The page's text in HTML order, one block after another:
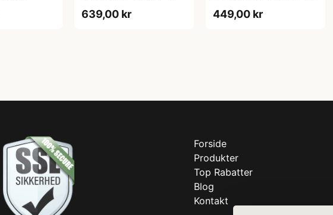
639,00 kr 449,00 kr
Forside
Produkter
Top Rabatter
Blog
Kontakt